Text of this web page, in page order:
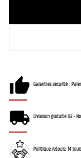
Garanties sécurité :
Livraison gratuite UE -
Politique retours: 14